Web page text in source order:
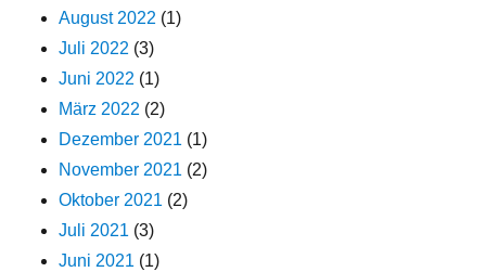
August 2022 (1)
Juli 2022 (3)
Juni 2022 (1)
März 2022 (2)
Dezember 2021 (1)
November 2021 (2)
Oktober 2021 (2)
Juli 2021 (3)
Juni 2021 (1)